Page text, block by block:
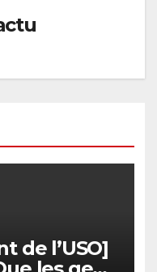
de l’USO]